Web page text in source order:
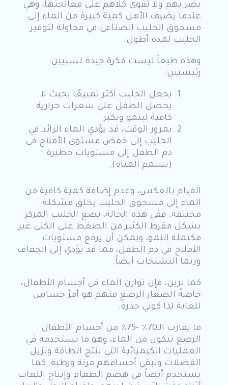
يضر بهم ولا تقوى كلاهم على معالجتها، وهي
عندما يضيف الأهل كمية كبيرة من الماء إلى
مسحوق الحليب الصناعي في محاولة لتوفير
الحليب لمدة أطول.
وهذه طبعاً ليست فكرة جيدة لسببين
رئيسيين:
يجعل الحليب أكثر تمييعًا بحيث لا
يحصل الطفل على سعرات حرارية
كافية لينمو ويكبر.
بمرور الوقت، قد يؤدي الماء الزائد في
الحليب إلى خفض مستوى الأملاح في
دم الطفل إلى مستويات خطيرة
(تسمم المياه).
القيام بالعكس، وعدم إضافة كمية كافية من
الماء إلى مسحوق الحليب يخلق مشكلة
مختلفة. ففي هذه الحالة، يضع الحليب المركز
بشكل مفرط الكثير من الضغط على الكلى غير
مكتملة النمو، ويمكن أن يرفع مستويات
الأملاح في دم الطفل، مما قد يؤدي إلى الجفاف
وربما التشنجات أيضاً.
كما ترين، فإن توازن الماء في أجسام الأطفال،
خاصةً الصغار الرضع منهم هو أمرٌ حساس
للغاية لذا كوني حذرة.
ما يقارب الـ70٪ -75٪ من أجسام الأطفال
الرضع تتكون من الماء، وهو ما تستخدمه في
العمليات الكيميائية التي تنتج الطاقة وتزيل
الفضلات وتبقي أجسامهم مرنة ورطبة. كما
يستخدم أيضاً في هضم الطعام وإنتاج اللعاب